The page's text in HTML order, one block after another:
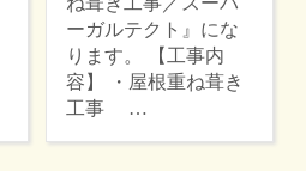
ーガルテクト』にな
ります。 【工事内
容】 ・屋根重ね葺き
工事 …